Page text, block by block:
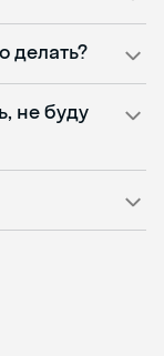
делать?
не буду